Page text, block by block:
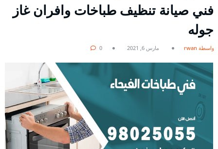
فني صيانة تنظيف طباخات وافران غاز
جوله
بواسطة rwan مارس 6, 2021 0